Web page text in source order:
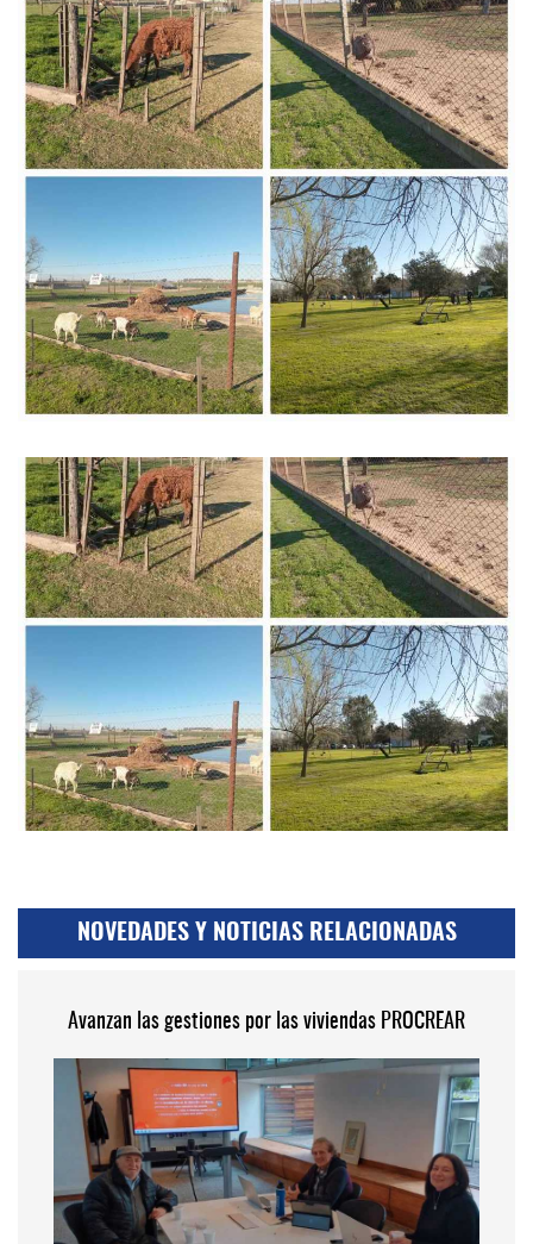
NOVEDADES Y NOTICIAS RELACIONADAS
Avanzan las gestiones por las viviendas PROCREAR